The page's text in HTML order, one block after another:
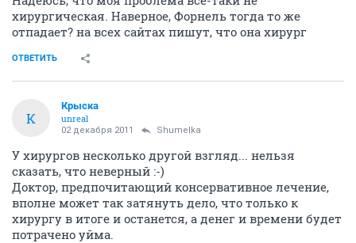
хирургическая. Наверное, Форнель тогда то же
отпадает? на всех сайтах пишут, что она хирург
ОТВЕТИТЬ
К
Крыска
unreal
02 декабря 2011 Shumelka
У хирургов несколько другой взгляд... нельзя
сказать, что неверный :-)
Доктор, предпочитающий консервативное лечение,
вполне может так затянуть дело, что только к
хирургу в итоге и останется, а денег и времени будет
потрачено уйма.